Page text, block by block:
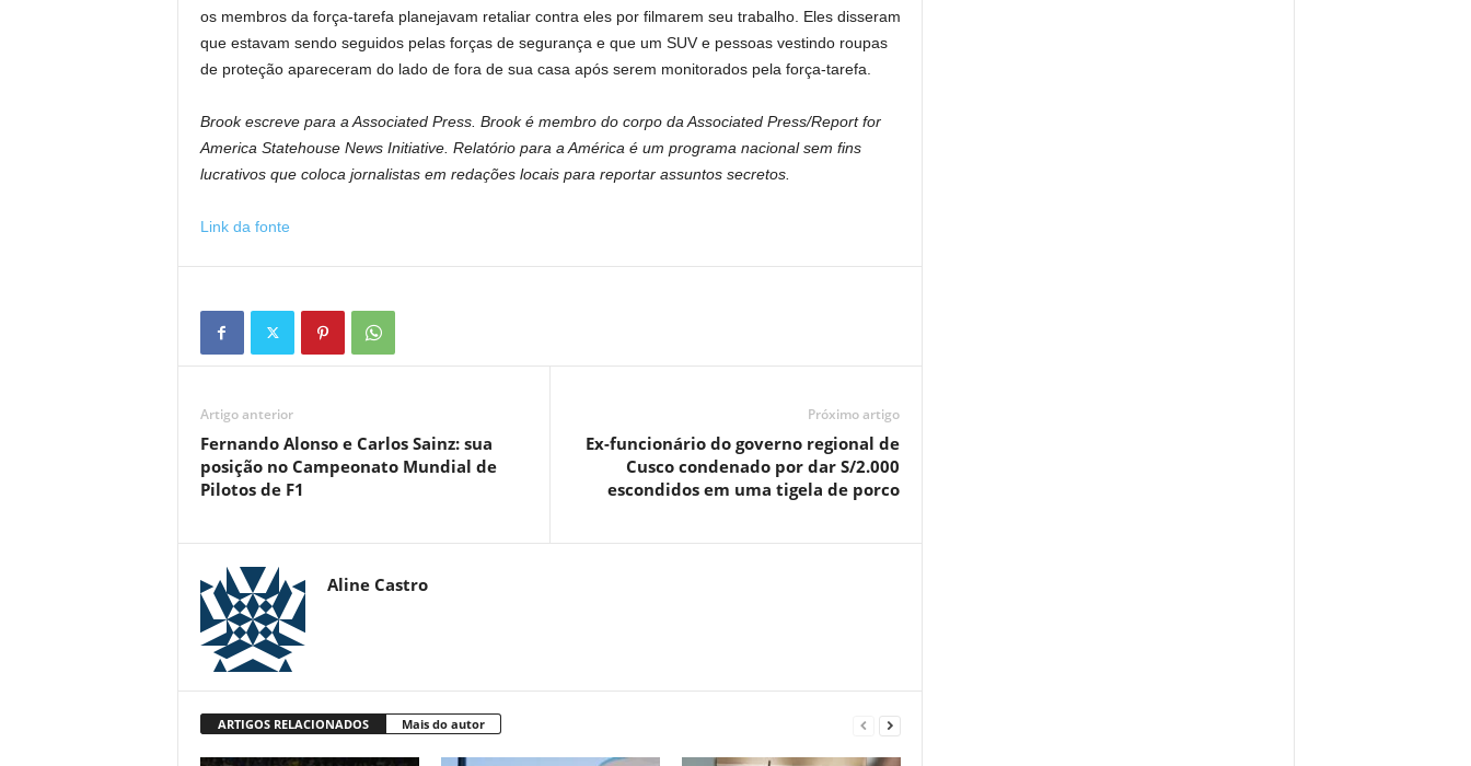
os membros da força-tarefa planejavam retaliar contra eles por filmarem seu trabalho. Eles disseram
que estavam sendo seguidos pelas forças de segurança e que um SUV e pessoas vestindo roupas
de proteção apareceram do lado de fora de sua casa após serem monitorados pela força-tarefa.
Brook escreve para a Associated Press. Brook é membro do corpo da Associated Press/Report for
America Statehouse News Initiative. Relatório para a América é um programa nacional sem fins
lucrativos que coloca jornalistas em redações locais para reportar assuntos secretos.
Link da fonte
Artigo anterior
Fernando Alonso e Carlos Sainz: sua
posição no Campeonato Mundial de
Pilotos de F1
Próximo artigo
Ex-funcionário do governo regional de
Cusco condenado por dar S/2.000
escondidos em uma tigela de porco
Aline Castro
ARTIGOS RELACIONADOS Mais do autor